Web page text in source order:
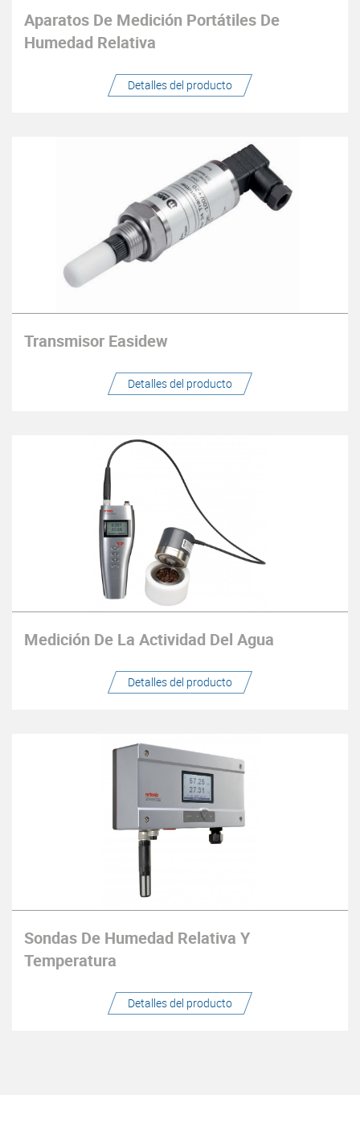
Aparatos De Medición Portátiles De
Humedad Relativa
Detalles del producto
Transmisor Easidew
Detalles del producto
Medición De La Actividad Del Agua
Detalles del producto
Sondas De Humedad Relativa Y
Temperatura
Detalles del producto